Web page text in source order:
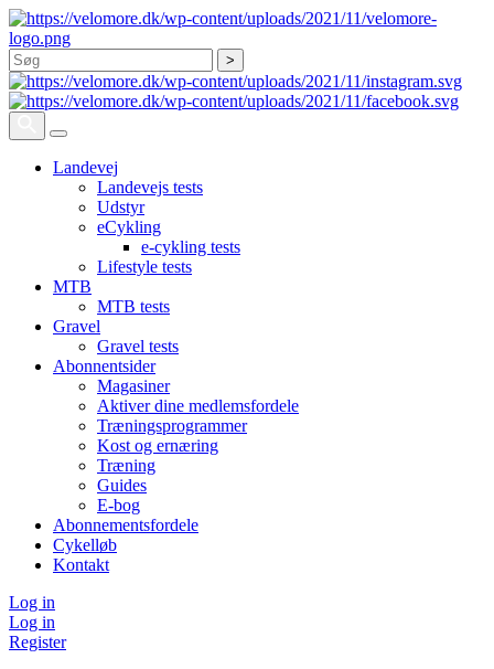
Søg
Landevej
Landevejs tests
Udstyr
eCykling
e-cykling tests
Lifestyle tests
MTB
MTB tests
Gravel
Gravel tests
Abonnentsider
Magasiner
Aktiver dine medlemsfordele
Træningsprogrammer
Kost og ernæring
Træning
Guides
E-bog
Abonnementsfordele
Cykelløb
Kontakt
Log in
Log in
Register